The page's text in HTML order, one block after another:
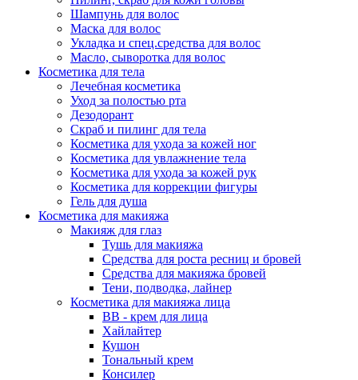
Шампунь для волос
Маска для волос
Укладка и спец.средства для волос
Масло, сыворотка для волос
Косметика для тела
Лечебная косметика
Уход за полостью рта
Дезодорант
Скраб и пилинг для тела
Косметика для ухода за кожей ног
Косметика для увлажнение тела
Косметика для ухода за кожей рук
Косметика для коррекции фигуры
Гель для душа
Косметика для макияжа
Макияж для глаз
Тушь для макияжа
Средства для роста ресниц и бровей
Средства для макияжа бровей
Тени, подводка, лайнер
Косметика для макияжа лица
ВВ - крем для лица
Хайлайтер
Кушон
Тональный крем
Консилер